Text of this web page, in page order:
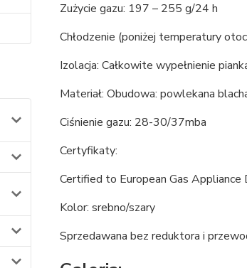
Zużycie gazu: 197 – 255 g/24 h
Chłodzenie (poniżej temperatury
Izolacja: Całkowite wypełnienie
Materiał: Obudowa: powlekana
Ciśnienie gazu: 28-30/37mba
Certyfikaty:
Certified to European Gas
Kolor: srebno/szary
Sprzedawana bez reduktora i